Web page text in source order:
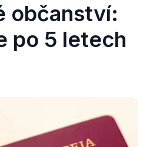
občanství:
po 5 letech